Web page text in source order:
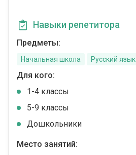
Навыки репетитора
Предметы:
Начальная школа Русский язык
Для кого:
1-4 классы
5-9 классы
Дошкольники
Место занятий: